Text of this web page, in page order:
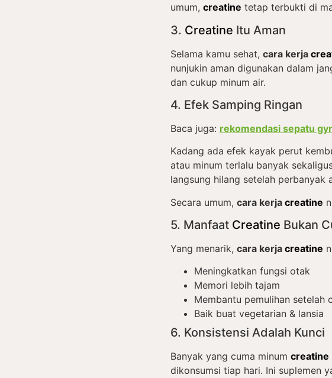
umum, creatine tetap terbukti di
3. Creatine Itu Aman
Selama kamu sehat, cara kerja
nunjukin aman digunakan dalam
dan cukup minum air.
4. Efek Samping Ringan
Baca juga: rekomendasi sepatu
Kadang ada efek kayak perut
atau minum terlalu banyak
langsung hilang setelah perbanyak
Secara umum, cara kerja creatine
5. Manfaat Creatine Bukan
Yang menarik, cara kerja creatine
Meningkatkan fungsi otak
Memori lebih tajam
Membantu pemulihan setelah
Baik buat vegetarian & lansia
6. Konsistensi Adalah Kunci
Banyak yang cuma minum creatine
dikonsumsi tiap hari. Ini suplemen